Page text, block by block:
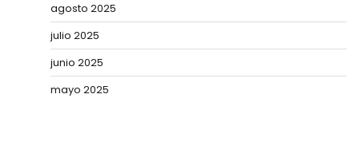
agosto 2025
julio 2025
junio 2025
mayo 2025